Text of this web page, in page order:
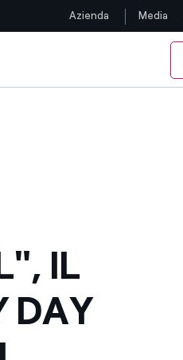
Seguici
Azienda Media
ENEL
IL
DAY